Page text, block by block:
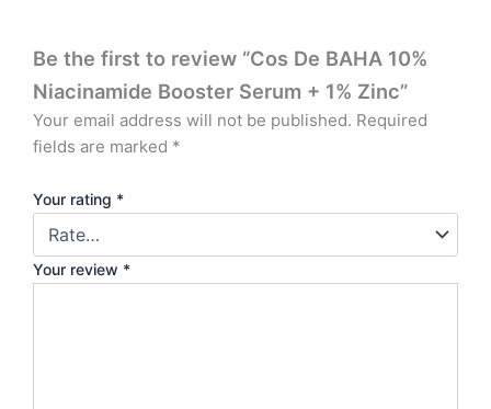
Be the first to review “Cos De BAHA 10%
Niacinamide Booster Serum + 1% Zinc”
Your email address will not be published. Required
fields are marked *
Your rating *
Your review *